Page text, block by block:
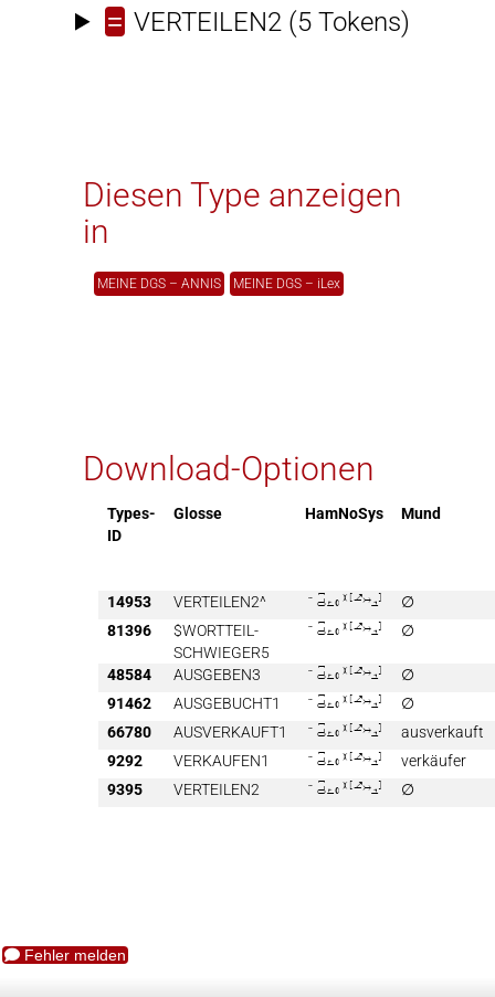
= VERTEILEN2 (5 Tokens)
Diesen Type anzeigen
in
MEINE DGS – ANNIS MEINE DGS – iLex
Download-Optionen
Types-
ID
Glosse HamNoSys Mund
14953 VERTEILEN2^ 
∅
81396
$WORTTEIL-
SCHWIEGER5
 ∅
48584 AUSGEBEN3 
∅
91462
AUSGEBUCHT1 
∅
66780
AUSVERKAUFT1 
ausverkauft
9292
VERKAUFEN1 
verkäufer
9395
VERTEILEN2  ∅
Fehler melden